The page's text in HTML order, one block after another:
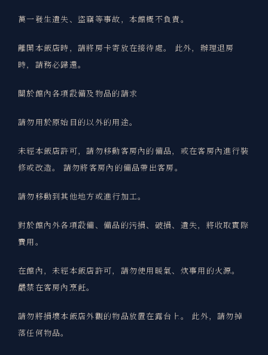
萬一發生遺失、盜竊等事故，本館概不負責。
離開本飯店時，請將房卡寄放在接待處。 此外，辦理退房
時，請務必歸還。
關於館內各項設備及物品的請求
請勿用於原始目的以外的用途。
未經本飯店許可，請勿移動客房內的備品，或在客房內進行裝
修或改造。 請勿將客房內的備品帶出客房。
請勿移動到其他地方或進行加工。
對於館內外各項設備、備品的污損、破損、遺失，將收取實際
費用。
在館內，未經本飯店許可，請勿使用暖氣、炊事用的火源。
嚴禁在客房內烹飪。
請勿將損壞本飯店外觀的物品放置在露台上。 此外，請勿掉
落任何物品。